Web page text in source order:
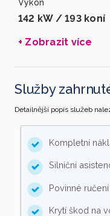
Výkon
142 kW / 193 koní
+ Zobrazit více
Služby
Detailnější popis služeb
Kompletní
Silniční
Povinné
Krytí škod na